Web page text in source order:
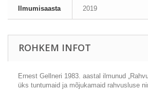
Ilmumisaasta 2019
ROHKEM INFOT
Ernest Gellneri 1983. aastal ilmunud
üks tuntumaid ja mõjukamaid rahvusluse